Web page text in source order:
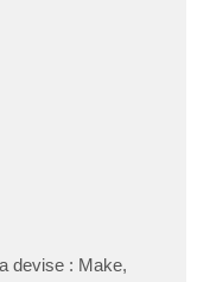
devise : Make,